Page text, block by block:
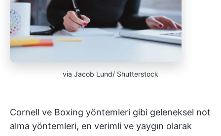
via Jacob Lund/ Shutterstock
Cornell ve Boxing yöntemleri gibi geleneksel not
alma yöntemleri, en verimli ve yaygın olarak